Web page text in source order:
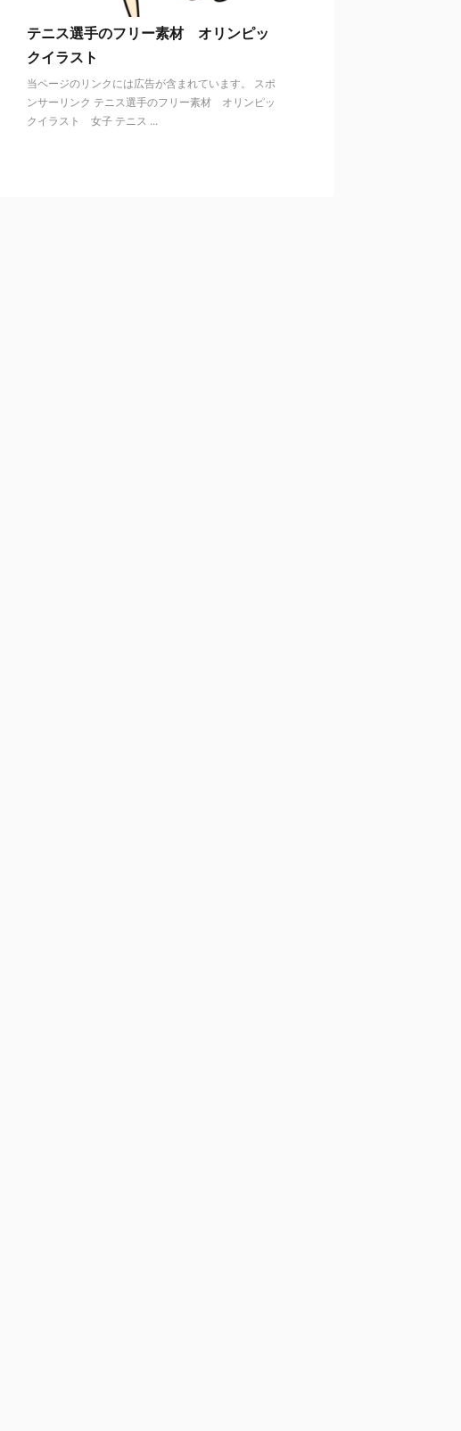
テニス選手のフリー素材 オリンピッ
クイラスト
当ページのリンクには広告が含まれています。 スポ
ンサーリンク テニス選手のフリー素材 オリンピッ
クイラスト 女子 テニス ...